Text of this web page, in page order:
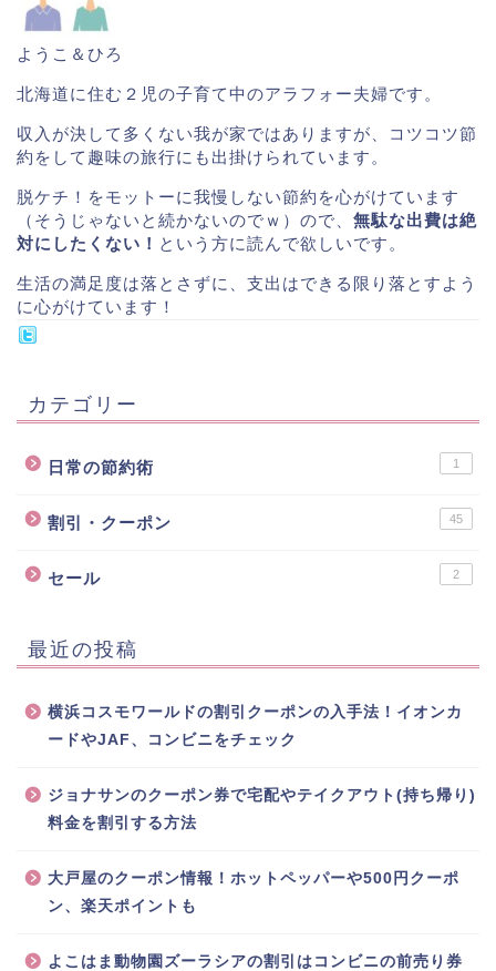
ようこ＆ひろ
北海道に住む２児の子育て中のアラフォー夫婦です。
収入が決して多くない我が家ではありますが、コツコツ節
約をして趣味の旅行にも出掛けられています。
脱ケチ！をモットーに我慢しない節約を心がけています
（そうじゃないと続かないのでｗ）ので、 無駄な出費は絶
対にしたくない！ という方に読んで欲しいです。
生活の満足度は落とさずに、支出はできる限り落とすよう
に心がけています！
カテゴリー
日常の節約術 1
割引・クーポン 45
セール 2
最近の投稿
横浜コスモワールドの割引クーポンの入手法！イオンカ
ードやJAF、コンビニをチェック
ジョナサンのクーポン券で宅配やテイクアウト(持ち帰り)
料金を割引する方法
大戸屋のクーポン情報！ホットペッパーや500円クーポ
ン、楽天ポイントも
よこはま動物園ズーラシアの割引はコンビニの前売り券